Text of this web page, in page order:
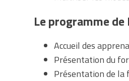
Le programme
Accueil des
Présentation du
Présentation de la